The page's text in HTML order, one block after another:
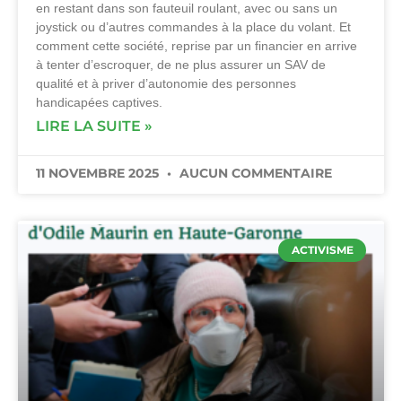
en restant dans son fauteuil roulant, avec ou sans un
joystick ou d’autres commandes à la place du volant. Et
comment cette société, reprise par un financier en arrive
à tenter d’escroquer, de ne plus assurer un SAV de
qualité et à priver d’autonomie des personnes
handicapées captives.
LIRE LA SUITE »
11 NOVEMBRE 2025 AUCUN COMMENTAIRE
ACTIVISME